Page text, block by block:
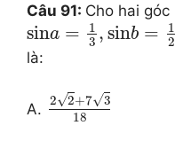
Câu 91: Cho hai góc
sina =
1
3 , sinb =
1
2
là:
A.
2 2
√ +7 3
√
18